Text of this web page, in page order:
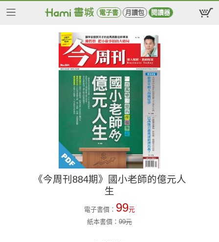
電子書 月讀包 閱讀器
《今周刊884期》國小老師的億元人
生
電子書價： 99元
紙本書價： 99元